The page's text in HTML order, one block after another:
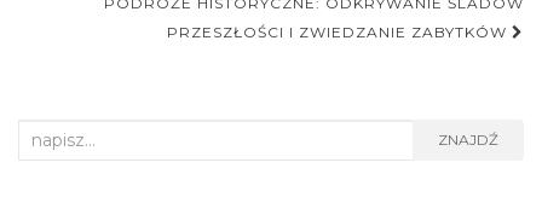
postu
PRZESZŁOŚCI I ZWIEDZANIE ZABYTKÓW
Search
ZNAJDŹ